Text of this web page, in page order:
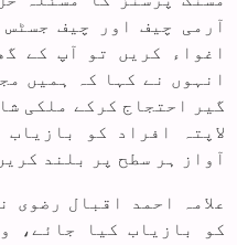
آرمی چیف اور چیف
اغواء کریں تو آپ کے
انہوں نے کہا کہ ہمیں
گیر احتجاج کرکے ملکی
لاپتہ افراد کو
آواز ہر سطح پر بلند
علامہ احمد اقبال رضوی
کو بازیاب کیا جائے،